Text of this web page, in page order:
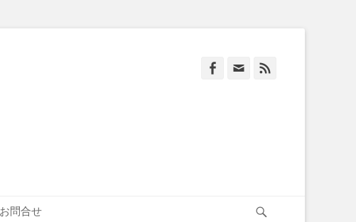
Facebook
Email
お問合せ